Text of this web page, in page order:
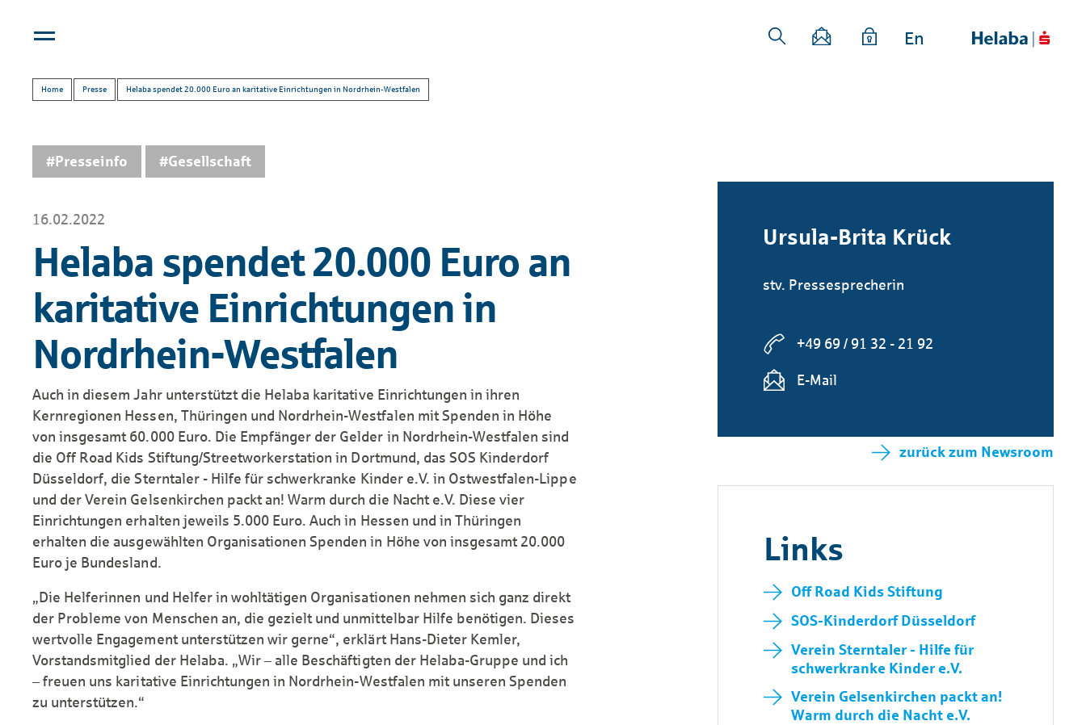
En
Home Presse Helaba spendet 20.000 Euro an karitative Einrichtungen in Nordrhein-Westfalen
#Presseinfo #Gesellschaft
16.02.2022
Helaba spendet 20.000 Euro an
karitative Einrichtungen in
Nordrhein-Westfalen
Auch in diesem Jahr unterstützt die Helaba karitative Einrichtungen in ihren
Kernregionen Hessen, Thüringen und Nordrhein-Westfalen mit Spenden in Höhe
von insgesamt 60.000 Euro. Die Empfänger der Gelder in Nordrhein-Westfalen sind
die Off Road Kids Stiftung/Streetworkerstation in Dortmund, das SOS Kinderdorf
Düsseldorf, die Sterntaler - Hilfe für schwerkranke Kinder e.V. in Ostwestfalen-Lippe
und der Verein Gelsenkirchen packt an! Warm durch die Nacht e.V. Diese vier
Einrichtungen erhalten jeweils 5.000 Euro. Auch in Hessen und in Thüringen
erhalten die ausgewählten Organisationen Spenden in Höhe von insgesamt 20.000
Euro je Bundesland.
„Die Helferinnen und Helfer in wohltätigen Organisationen nehmen sich ganz direkt
der Probleme von Menschen an, die gezielt und unmittelbar Hilfe benötigen. Dieses
wertvolle Engagement unterstützen wir gerne“, erklärt Hans-Dieter Kemler,
Vorstandsmitglied der Helaba. „Wir – alle Beschäftigten der Helaba-Gruppe und ich
– freuen uns karitative Einrichtungen in Nordrhein-Westfalen mit unseren Spenden
zu unterstützen.“
Ursula-Brita Krück
stv. Pressesprecherin
+49 69 / 91 32 - 21 92
E-Mail
zurück zum Newsroom
Links
Off Road Kids Stiftung
SOS-Kinderdorf Düsseldorf
Verein Sterntaler - Hilfe für
schwerkranke Kinder e.V.
Verein Gelsenkirchen packt an!
Warm durch die Nacht e.V.